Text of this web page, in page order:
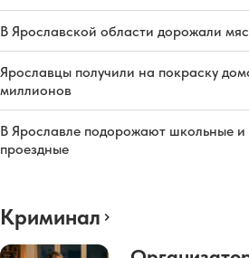
В Ярославской области дорожали
Ярославцы получили на покраску
миллионов
В Ярославле подорожают школьные и
проездные
Криминал